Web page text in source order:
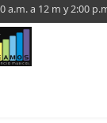
a.m. a 12 m y 2:00